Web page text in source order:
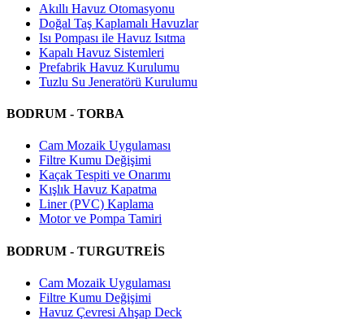
Akıllı Havuz Otomasyonu
Doğal Taş Kaplamalı Havuzlar
Isı Pompası ile Havuz Isıtma
Kapalı Havuz Sistemleri
Prefabrik Havuz Kurulumu
Tuzlu Su Jeneratörü Kurulumu
BODRUM - TORBA
Cam Mozaik Uygulaması
Filtre Kumu Değişimi
Kaçak Tespiti ve Onarımı
Kışlık Havuz Kapatma
Liner (PVC) Kaplama
Motor ve Pompa Tamiri
BODRUM - TURGUTREİS
Cam Mozaik Uygulaması
Filtre Kumu Değişimi
Havuz Çevresi Ahşap Deck